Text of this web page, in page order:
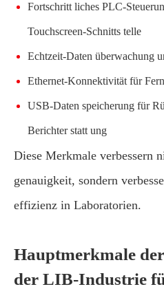
Fortschritt liches PLC-
Touchscreen-Schnitts telle
Echtzeit-Daten überwachung
Ethernet-Konnektivität für
USB-Daten speicherung für
Berichter statt ung
Diese Merkmale verbessern
genauigkeit, sondern
effizienz in Laboratorien.
Hauptmerkmale
der LIB-Industrie